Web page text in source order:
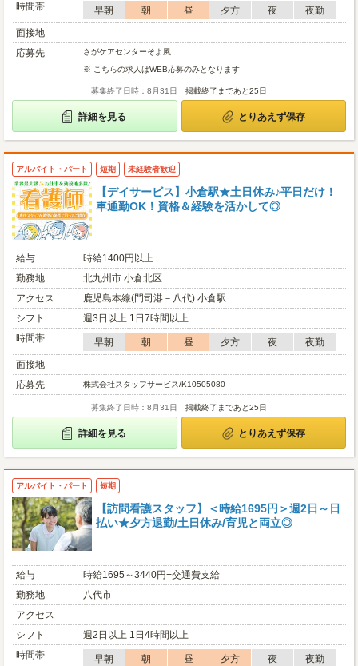
時間帯
早朝 朝 昼 夕方 夜
夜勤
面接地
応募先
さがケアセンターそよ風
※ こちらの求人はWEB応募のみとなります
募集終了日時：8月31日 掲載終了まであと25日
詳細を見る とりあえず保存
アルバイト・パート 短期 未経験者歓迎
【デイサービス】小倉駅★土日休み♪平日だけ！
車通勤OK！資格＆経験を活かして◎
給与
時給1400円以上
勤務地
北九州市 小倉北区
アクセス
鹿児島本線(門司港－八代) 小倉駅
シフト
週3日以上 1日7時間以上
時間帯
早朝 朝 昼 夕方 夜
夜勤
面接地
応募先
株式会社スタッフサービス/K10505080
募集終了日時：8月31日 掲載終了まであと25日
詳細を見る とりあえず保存
アルバイト・パート 短期
【訪問看護スタッフ】＜時給1695円＞週2日～日
払い★夕方退勤/土日休み/育児と両立◎
給与
時給1695～3440円+交通費支給
勤務地
八代市
アクセス
シフト
週2日以上 1日4時間以上
時間帯
早朝 朝 昼 夕方 夜
夜勤